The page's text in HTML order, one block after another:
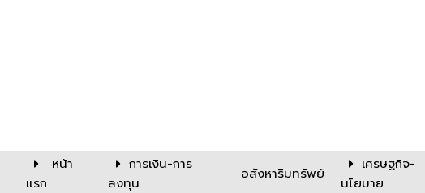
หน้า
แรก
การเงิน-การ
ลงทุน
อสังหาริมทรัพย์
เศรษฐกิจ-
นโยบาย